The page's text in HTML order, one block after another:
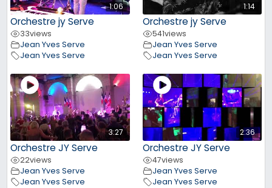
1:06
Orchestre jy Serve
33views
Jean Yves Serve
Jean Yves Serve
1:14
Orchestre jy Serve
541views
Jean Yves Serve
Jean Yves Serve
3:27
Orchestre JY Serve
22views
Jean Yves Serve
Jean Yves Serve
2:36
Orchestre JY Serve
47views
Jean Yves Serve
Jean Yves Serve